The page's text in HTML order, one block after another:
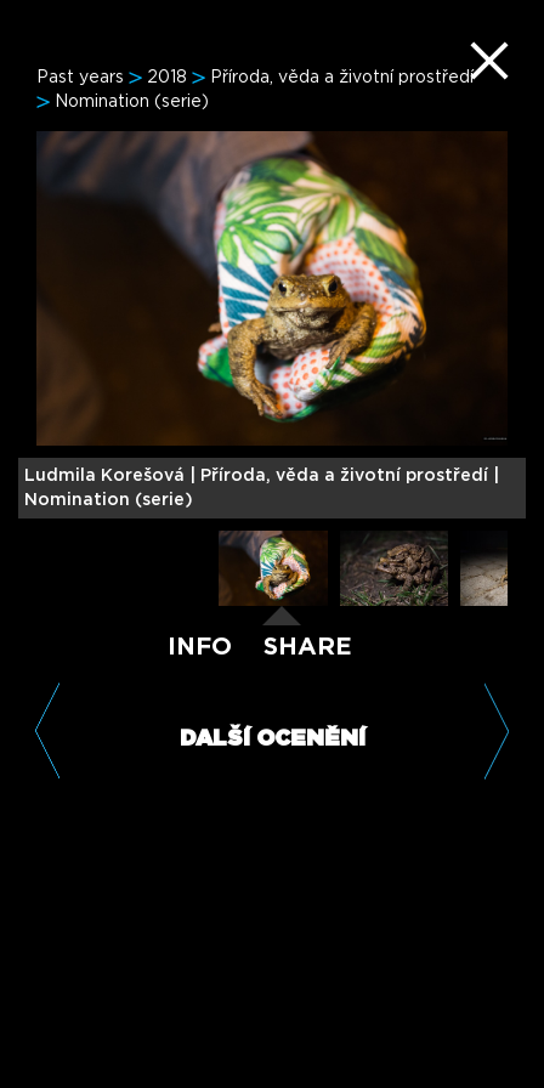
Past years 2018
Příroda, věda a životní prostředí
Nomination (serie)
Ludmila Korešová |
Příroda, věda a životní prostředí |
Nomination (serie)
INFO SHARE
DALŠÍ OCENĚNÍ